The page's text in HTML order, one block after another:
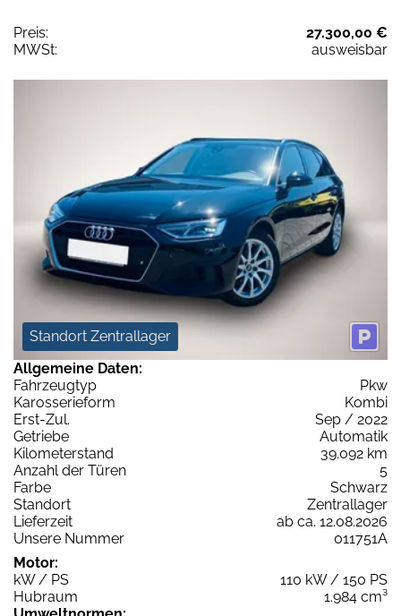
Preis:
27.300,00 €
MWSt:
ausweisbar
Standort Zentrallager
Allgemeine Daten:
Fahrzeugtyp
Pkw
Karosserieform
Kombi
Erst-Zul.
Sep / 2022
Getriebe
Automatik
Kilometerstand
39.092 km
Anzahl der Türen
5
Farbe
Schwarz
Standort
Zentrallager
Lieferzeit
ab ca. 12.08.2026
Unsere Nummer
011751A
Motor:
kW / PS
110 kW / 150 PS
Hubraum
1.984 cm³